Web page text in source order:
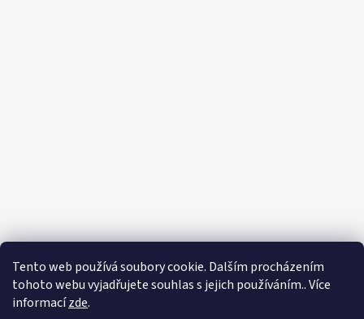
Tento web používá soubory cookie. Dalším procházením
tohoto webu vyjadřujete souhlas s jejich používáním.. Více
informacízde.